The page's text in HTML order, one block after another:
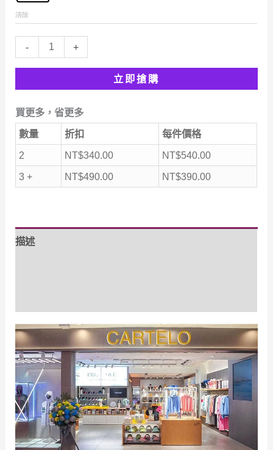
清除
-
赫
本
風
防
曬
舌
帽
+
立即搶購
買更多，省更多
數量
折扣
每件價格
2
NT$340.00 NT$540.00
3 +
NT$490.00 NT$390.00
描述